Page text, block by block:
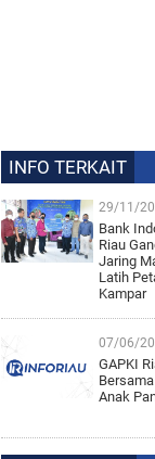
INFO TERKAIT
29/11/
Bank
Riau
Jaring
Latih
Kampar
07/06/
GAPKI
Anak